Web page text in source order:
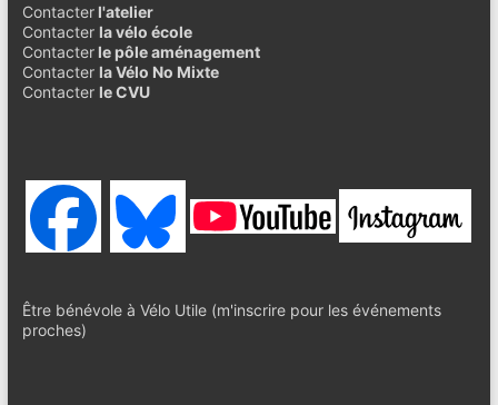
Contacterl'atelier
Contacter la vélo école
Contacterle pôle aménagement
Contacter la Vélo No Mixte
Contacter le CVU
Être bénévole à Vélo Utile (m'inscrire pour les événements
proches)